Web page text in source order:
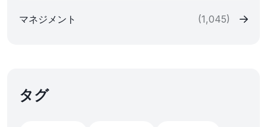
マネジメント (1,045)
タグ